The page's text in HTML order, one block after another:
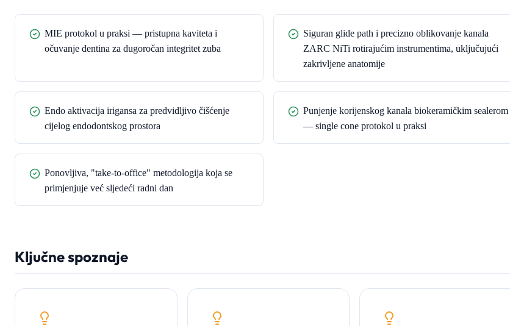
MIE protokol u praksi — pristupna kaviteta i
očuvanje dentina za dugoročan integritet zuba
Siguran glide path i precizno oblikovanje kanala
ZARC NiTi rotirajućim instrumentima, uključujući
zakrivljene anatomije
Endo aktivacija irigansa za predvidljivo čišćenje
cijelog endodontskog prostora
Punjenje korijenskog kanala biokeramičkim sealerom
— single cone protokol u praksi
Ponovljiva, "take-to-office" metodologija koja se
primjenjuje već sljedeći radni dan
Ključne spoznaje